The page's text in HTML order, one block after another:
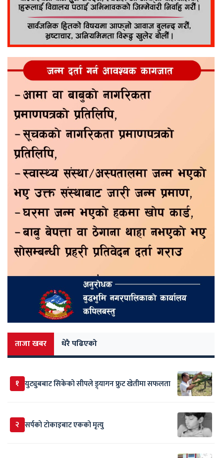
ताजा खबर धेरै पढिएको
१ युट्युबबाट सिकेको सीपले ड्र्यागन फ्रुट खेतीमा सफलता
२ सर्पकाे टाेकाइबाट एकको मृत्यु